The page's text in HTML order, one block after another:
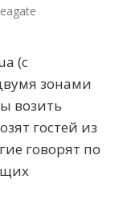
(с
зонами
возить
гостей из
говорят по